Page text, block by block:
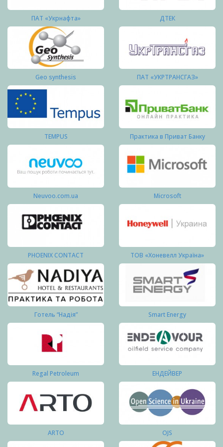
ПАТ «Укрнафта» ДТЕК
Geo synthesis ПАТ «УКРТРАНСГАЗ»
TEMPUS Практика в Приват Банку
Neuvoo.com.ua Microsoft
PHOENIX CONTACT ТОВ «Хоневелл Україна»
Готель “Надія” Smart Energy
Regal Petroleum ЕНДЕЙВЕР
ARTO OJS